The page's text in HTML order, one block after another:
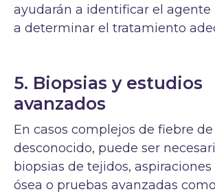
ayudarán a identificar el agente
a determinar el tratamiento
5. Biopsias y estudios
avanzados
En casos complejos de fiebre
desconocido, puede ser
biopsias de tejidos,
ósea o pruebas avanzadas